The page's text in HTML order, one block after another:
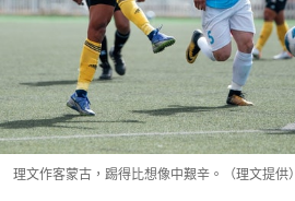
理文作客蒙古，踢得比想像中艱辛。（理文提供）